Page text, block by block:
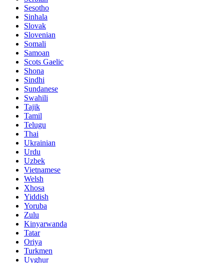
Sesotho
Sinhala
Slovak
Slovenian
Somali
Samoan
Scots Gaelic
Shona
Sindhi
Sundanese
Swahili
Tajik
Tamil
Telugu
Thai
Ukrainian
Urdu
Uzbek
Vietnamese
Welsh
Xhosa
Yiddish
Yoruba
Zulu
Kinyarwanda
Tatar
Oriya
Turkmen
Uyghur